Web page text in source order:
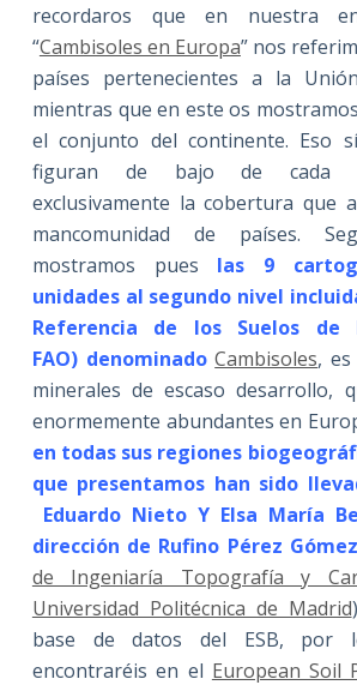
recordaros que en nuestra
“Cambisoles en Europa” nos
países pertenecientes a la
mientras que en este os
el conjunto del continente. Eso
figuran de bajo de cada
exclusivamente la cobertura que
mancomunidad de países.
mostramos pues las 9
unidades al segundo nivel
Referencia de los Suelos de
FAO) denominadoCambisoles, es
minerales de escaso desarrollo,
enormemente abundantes en
en todas sus regiones
que presentamos han sido
Eduardo Nieto Y Elsa María
dirección de Rufino Pérez Gómez
de Ingeniaría Topografía y
Universidad Politécnica de Madrid
base de datos del ESB, por
encontraréis en el European Soil